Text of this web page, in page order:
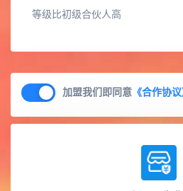
等级比初级合伙人高
加盟我们即同意 《合作协议